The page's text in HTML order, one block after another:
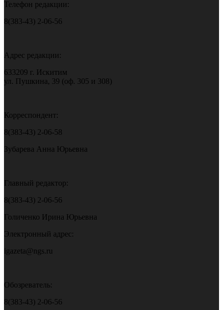
Телефон редакции:
8(383-43) 2-06-56
Адрес редакции:
633209 г. Искитим
ул. Пушкина, 39 (оф. 305 и 308)
Корреспондент:
8(383-43) 2-06-58
Зубарева Анна Юрьевна
Главный редактор:
8(383-43) 2-06-56
Голиченко Ирина Юрьевна
Электронный адрес:
igazeta@ngs.ru
Обозреватель:
8(383-43) 2-06-56